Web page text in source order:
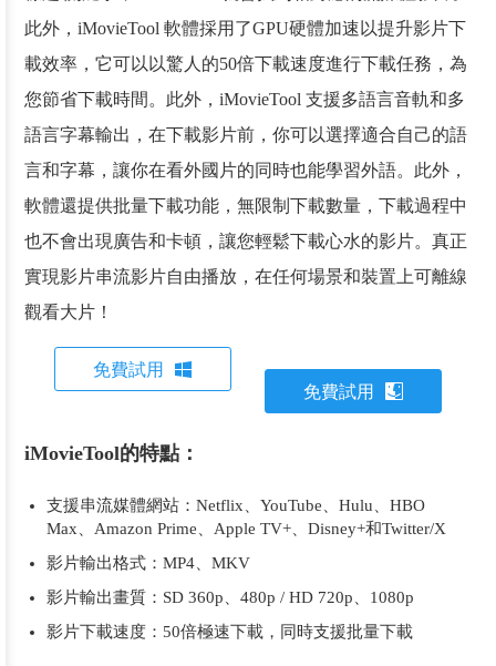
此外，iMovieTool 軟體採用了GPU硬體加速以提升影片下
載效率，它可以以驚人的50倍下載速度進行下載任務，為
您節省下載時間。此外，iMovieTool 支援多語言音軌和多
語言字幕輸出，在下載影片前，你可以選擇適合自己的語
言和字幕，讓你在看外國片的同時也能學習外語。此外，
軟體還提供批量下載功能，無限制下載數量，下載過程中
也不會出現廣告和卡頓，讓您輕鬆下載心水的影片。真正
實現影片串流影片自由播放，在任何場景和裝置上可離線
觀看大片！
免費試用
免費試用
iMovieTool的特點：
支援串流媒體網站：Netflix、YouTube、Hulu、HBO
Max、Amazon Prime、Apple TV+、Disney+和Twitter/X
影片輸出格式：MP4、MKV
影片輸出畫質：SD 360p、480p / HD 720p、1080p
影片下載速度：50倍極速下載，同時支援批量下載